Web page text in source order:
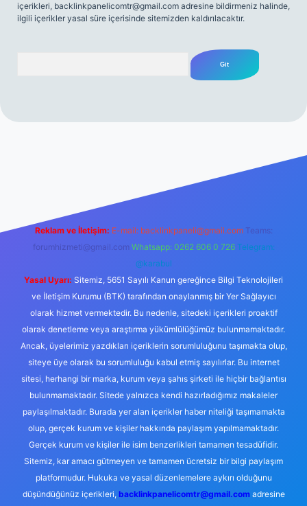
içerikleri, backlinkpanelicomtr@gmail.com adresine bildirmeniz halinde,
ilgili içerikler yasal süre içerisinde sitemizden kaldırılacaktır.
Reklam ve İletişim: E-mail: backlinkpaneli@gmail.com Teams:
forumhizmeti@gmail.com Whatsapp: 0262 606 0 726 Telegram:
@karabul
Yasal Uyarı: Sitemiz, 5651 Sayılı Kanun gereğince Bilgi Teknolojileri
ve İletişim Kurumu (BTK) tarafından onaylanmış bir Yer Sağlayıcı
olarak hizmet vermektedir. Bu nedenle, sitedeki içerikleri proaktif
olarak denetleme veya araştırma yükümlülüğümüz bulunmamaktadır.
Ancak, üyelerimiz yazdıkları içeriklerin sorumluluğunu taşımakta olup,
siteye üye olarak bu sorumluluğu kabul etmiş sayılırlar. Bu internet
sitesi, herhangi bir marka, kurum veya şahıs şirketi ile hiçbir bağlantısı
bulunmamaktadır. Sitede yalnızca kendi hazırladığımız makaleler
paylaşılmaktadır. Burada yer alan içerikler haber niteliği taşımamakta
olup, gerçek kurum ve kişiler hakkında paylaşım yapılmamaktadır.
Gerçek kurum ve kişiler ile isim benzerlikleri tamamen tesadüfidir.
Sitemiz, kar amacı gütmeyen ve tamamen ücretsiz bir bilgi paylaşım
platformudur. Hukuka ve yasal düzenlemelere aykırı olduğunu
düşündüğünüz içerikleri, backlinkpanelicomtr@gmail.comadresine